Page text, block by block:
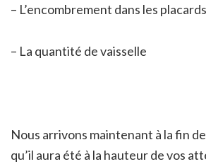
– L’encombrement dans les placards
– La quantité de vaisselle
Nous arrivons maintenant à la fin
qu’il aura été à la hauteur de vos